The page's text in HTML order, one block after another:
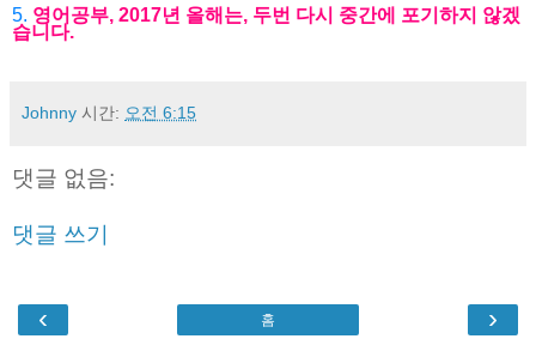
5. 영어공부, 2017년 올해는, 두번 다시 중간에 포기하지 않겠
습니다.
Johnny 시간: 오전 6:15
댓글 없음:
댓글 쓰기
‹ ›
홈